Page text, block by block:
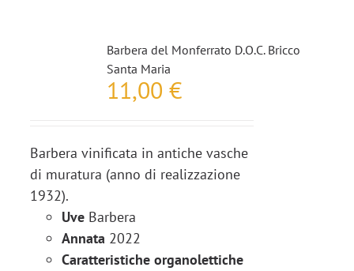
Barbera del Monferrato D.O.C. Bricco
Santa Maria
11,00 €
Barbera vinificata in antiche vasche
di muratura (anno di realizzazione
1932).
UveBarbera
Annata 2022
Caratteristiche organolettiche